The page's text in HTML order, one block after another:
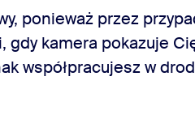
ponieważ przez
gdy kamera pokazuje
współpracujesz w